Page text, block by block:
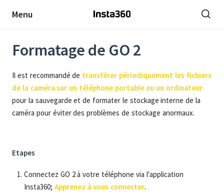
Menu
Formatage de GO 2
Il est recommandé de transférer périodiquement les fichiers
de la caméra sur un téléphone portable ou un ordinateur
pour la sauvegarde et de formater le stockage interne de la
caméra pour éviter des problèmes de stockage anormaux.
Etapes
Connectez GO 2 à votre téléphone via l'application
Insta360; Apprenez à vous connecter.